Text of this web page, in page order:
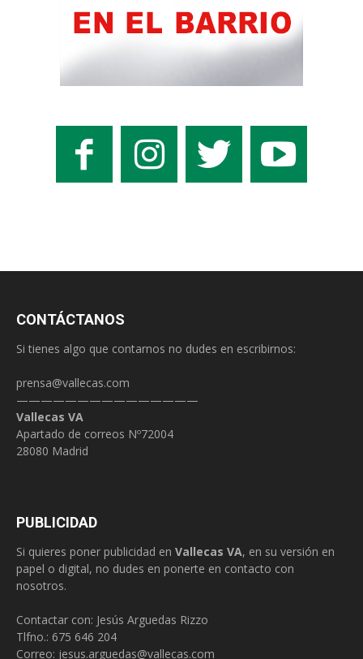
CONTÁCTANOS
Si tienes algo que contarnos no dudes en escribirnos:
prensa@vallecas.com
———————————————
Vallecas VA
Apartado de correos Nº72004
28080 Madrid
PUBLICIDAD
Si quieres poner publicidad en Vallecas VA, en su versión en
papel o digital, no dudes en ponerte en contacto con
nosotros.
Contactar con: Jesús Arguedas Rizzo
Tlfno.: 675 646 204
Correo: jesus.arguedas@vallecas.com